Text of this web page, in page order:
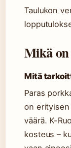
Taulukon
Mikä
Mitä
Paras
on erityisen
väärä. K-
kosteus –